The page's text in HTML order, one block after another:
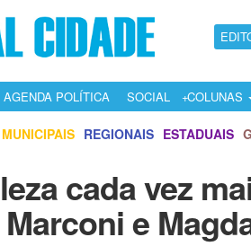
AGENDA POLÍTICA SOCIAL COLUNAS
MUNICIPAIS REGIONAIS ESTADUAIS
cada vez
e